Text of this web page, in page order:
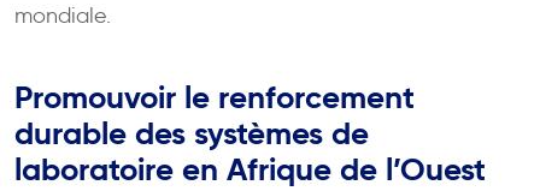
mondiale.
Promouvoir le renforcement
durable des systèmes de
laboratoire en Afrique de l’Ouest